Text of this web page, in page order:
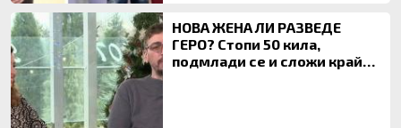
НОВА ЖЕНА ЛИ РАЗВЕДЕ
ГЕРО? Стопи 50 кила,
подмлади се и сложи край